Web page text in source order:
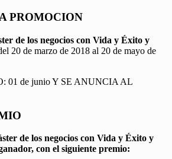
PROMOCION
de los negocios con Vida y Éxito y
20 de marzo de 2018 al 20 de mayo de
01 de junio Y SE ANUNCIA AL
de los negocios con Vida y Éxito y
con el siguiente premio: